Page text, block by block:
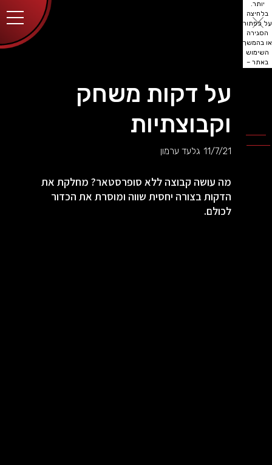
יותר.
בלחיצה
על כפתור
הסגירה
או בהמשך
השימוש
באתר –
על דקות משחק
וקבוצתיות
11/7/21 גלעד ערמון
מה עושה קבוצה ללא סופרסטאר? מחלקת את
הדקות בצורה יחסית שווה ומוסרת את הכדור
לכולם.